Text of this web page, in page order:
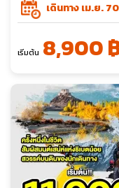
เดินทาง เม.ย.
เริ่มต้น 8,900